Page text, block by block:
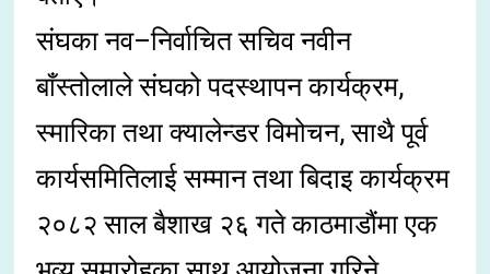
संघका नव–निर्वाचित सचिव नवीन
बाँस्तोलाले संघको पदस्थापन कार्यक्रम,
स्मारिका तथा क्यालेन्डर विमोचन, साथै पूर्व
कार्यसमितिलाई सम्मान तथा बिदाइ कार्यक्रम
२०८२ साल बैशाख २६ गते काठमाडौंमा एक